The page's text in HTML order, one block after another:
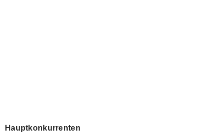
Hauptkonkurrenten